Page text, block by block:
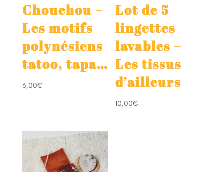
Chouchou –
Les motifs
polynésiens
tatoo, tapa…
6,00€
Lot de 5
lingettes
lavables –
Les tissus
d’ailleurs
10,00€